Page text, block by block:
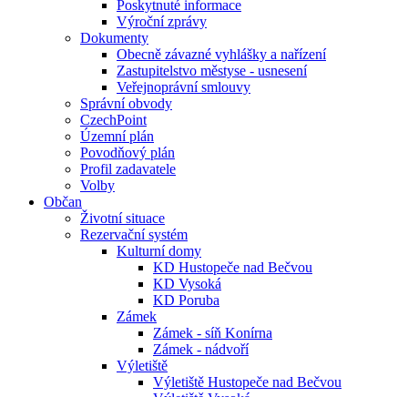
Poskytnuté informace
Výroční zprávy
Dokumenty
Obecně závazné vyhlášky a nařízení
Zastupitelstvo městyse - usnesení
Veřejnoprávní smlouvy
Správní obvody
CzechPoint
Územní plán
Povodňový plán
Profil zadavatele
Volby
Občan
Životní situace
Rezervační systém
Kulturní domy
KD Hustopeče nad Bečvou
KD Vysoká
KD Poruba
Zámek
Zámek - síň Konírna
Zámek - nádvoří
Výletiště
Výletiště Hustopeče nad Bečvou